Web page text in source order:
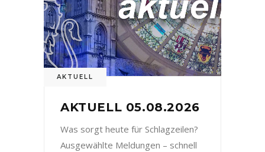
AKTUELL
AKTUELL 05.08.2026
Was sorgt heute für Schlagzeilen?
Ausgewählte Meldungen – schnell